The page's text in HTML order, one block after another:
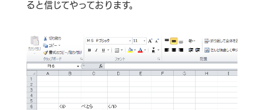
ると信じてやっております。